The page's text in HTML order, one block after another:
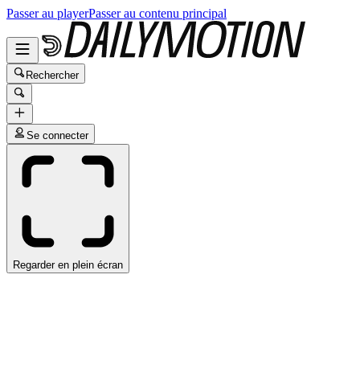
Passer au playerPasser au contenu principal
Rechercher
Se connecter
Regarder en plein écran